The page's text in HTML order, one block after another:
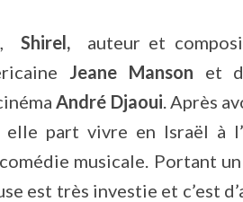
, Shirel,
auteur et
Jeane Manson et
André Djaoui. Après
elle part vivre en Israël à
musicale. Portant
est très investie et c’est